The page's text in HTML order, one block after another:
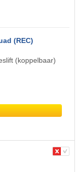
(REC)
(koppelbaar)